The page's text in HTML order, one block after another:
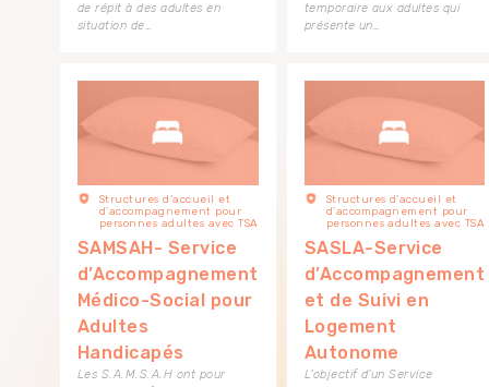
de répit à des adultes en
situation de…
temporaire aux adultes qui
présente un…
Structures d’accueil et
d’accompagnement pour
personnes adultes avec TSA
SAMSAH- Service
d’Accompagnement
Médico-Social pour
Adultes
Handicapés
Les S.A.M.S.A.H ont pour
Structures d’accueil et
d’accompagnement pour
personnes adultes avec TSA
SASLA-Service
d’Accompagnement
et de Suivi en
Logement
Autonome
L’objectif d’un Service